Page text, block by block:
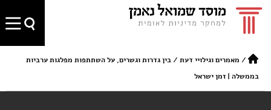
/ מאמרים וגילויי דעת /בין גדרות וגשרים, על השתתפות מפלגות ערביות
בממשלה | זמן ישראל